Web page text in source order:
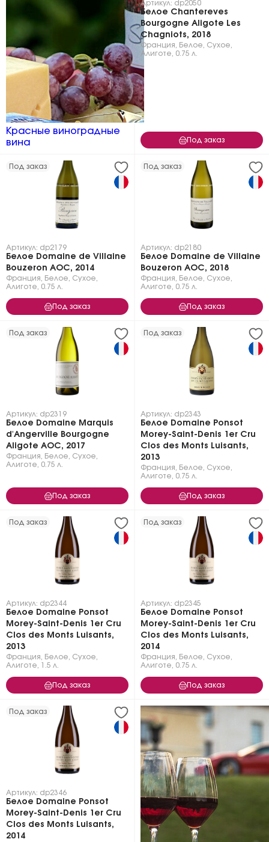
Красные виноградные
вина
Артикул: dp2050
Белое Chantereves
Bourgogne Aligote Les
Chagniots, 2018
Франция Белое Сухое
Алиготе
0.75 л.
Под заказ
Под заказ
Артикул: dp2179
Белое Domaine de Villaine
Bouzeron AOC, 2014
Франция Белое Сухое
Алиготе
0.75 л.
Под заказ
Под заказ
Артикул: dp2180
Белое Domaine de Villaine
Bouzeron AOC, 2018
Франция Белое Сухое
Алиготе
0.75 л.
Под заказ
Под заказ
Артикул: dp2319
Белое Domaine Marquis
d'Angerville Bourgogne
Aligote AOC, 2017
Франция Белое Сухое
Алиготе
0.75 л.
Под заказ
Под заказ
Артикул: dp2343
Белое Domaine Ponsot
Morey-Saint-Denis 1er Cru
Clos des Monts Luisants,
2013
Франция Белое Сухое
Алиготе
0.75 л.
Под заказ
Под заказ
Артикул: dp2344
Белое Domaine Ponsot
Morey-Saint-Denis 1er Cru
Clos des Monts Luisants,
2013
Франция Белое Сухое
Алиготе
1.5 л.
Под заказ
Под заказ
Артикул: dp2345
Белое Domaine Ponsot
Morey-Saint-Denis 1er Cru
Clos des Monts Luisants,
2014
Франция Белое Сухое
Алиготе
0.75 л.
Под заказ
Под заказ
Артикул: dp2346
Белое Domaine Ponsot
Morey-Saint-Denis 1er Cru
Clos des Monts Luisants,
2014